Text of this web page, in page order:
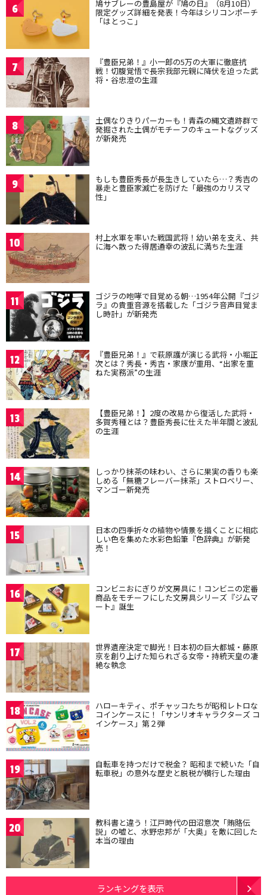
6 鳩サブレーの豊島屋が『鳩の日』（8月10日）
限定グッズ詳細を発表！今年はシリコンポーチ
「はとっこ」
7 『豊臣兄弟！』小一郎の5万の大軍に徹底抗
戦！切腹覚悟で長宗我部元親に降伏を迫った武
将・谷忠澄の生涯
8 土偶なりきりパーカーも！青森の縄文遺跡群で
発掘された土偶がモチーフのキュートなグッズ
が新発売
9 もしも豊臣秀長が長生きしていたら…？秀吉の
暴走と豊臣家滅亡を防げた「最強のカリスマ
性」
10 村上水軍を率いた戦国武将！幼い弟を支え、共
に海へ散った得居通幸の波乱に満ちた生涯
11 ゴジラの咆哮で目覚める朝…1954年公開『ゴジ
ラ』の貴重音源を搭載した「ゴジラ音声目覚ま
し時計」が新発売
12 『豊臣兄弟！』で萩原護が演じる武将・小堀正
次とは？秀長・秀吉・家康が重用、“出家を重
ねた実務派”の生涯
13 【豊臣兄弟！】2度の改易から復活した武将・
多賀秀種とは？豊臣秀長に仕えた半年間と波乱
の生涯
14 しっかり抹茶の味わい、さらに果実の香りも楽
しめる「無糖フレーバー抹茶」ストロベリー、
マンゴー新発売
15 日本の四季折々の植物や情景を描くことに相応
しい色を集めた水彩色鉛筆『色辞典』が新発
売！
16 コンビニおにぎりが文房具に！コンビニの定番
商品をモチーフにした文房具シリーズ『ジムマ
ート』誕生
17 世界遺産決定で脚光！日本初の巨大都城・藤原
京を創り上げた知られざる女帝・持統天皇の凄
絶な執念
18 ハローキティ、ポチャッコたちが昭和レトロな
コインケースに！「サンリオキャラクターズ コ
インケース」第２弾
19 自転車を持つだけで税金？ 昭和まで続いた「自
転車税」の意外な歴史と脱税が横行した理由
20 教科書と違う！江戸時代の田沼意次「賄賂伝
説」の嘘と、水野忠邦が「大奥」を敵に回した
本当の理由
ランキングを表示